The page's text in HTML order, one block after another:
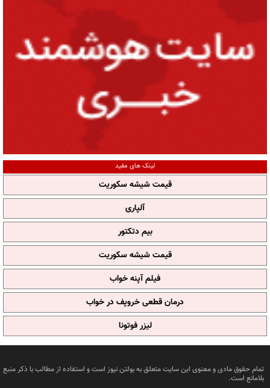
لینک های مفید
قیمت شیشه سکوریت
آلپاری
بیم دتکتور
قیمت شیشه سکوریت
فیلم آپنه خواب
درمان قطعی خروپف در خواب
لیزر فوتونا
تمام حقوق مادی و معنوی این سایت متعلق به بولتن نیوز است و استفاده از مطالب با ذکر منبع
بلامانع است.